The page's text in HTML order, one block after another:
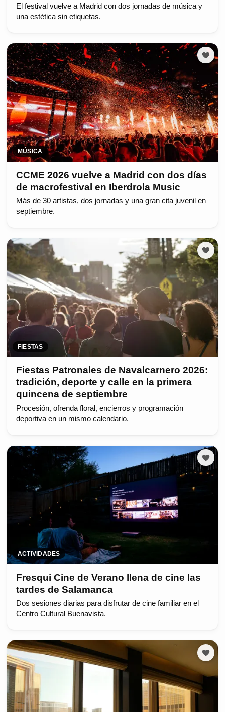
El festival vuelve a Madrid con dos jornadas de música y
una estética sin etiquetas.
MÚSICA
CCME 2026 vuelve a Madrid con dos días
de macrofestival en Iberdrola Music
Más de 30 artistas, dos jornadas y una gran cita juvenil en
septiembre.
FIESTAS
Fiestas Patronales de Navalcarnero 2026:
tradición, deporte y calle en la primera
quincena de septiembre
Procesión, ofrenda floral, encierros y programación
deportiva en un mismo calendario.
ACTIVIDADES
Fresqui Cine de Verano llena de cine las
tardes de Salamanca
Dos sesiones diarias para disfrutar de cine familiar en el
Centro Cultural Buenavista.